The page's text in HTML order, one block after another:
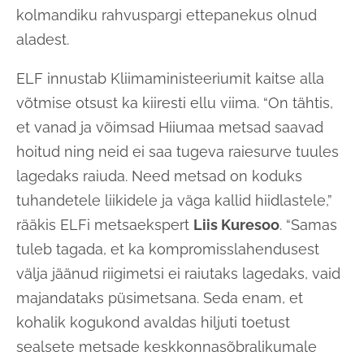
kolmandiku rahvuspargi ettepanekus olnud
aladest.
ELF innustab Kliimaministeeriumit kaitse alla
võtmise otsust ka kiiresti ellu viima. “On tähtis,
et vanad ja võimsad Hiiumaa metsad saavad
hoitud ning neid ei saa tugeva raiesurve tuules
lagedaks raiuda. Need metsad on koduks
tuhandetele liikidele ja väga kallid hiidlastele,”
rääkis ELFi metsaekspert Liis Kuresoo. “Samas
tuleb tagada, et ka kompromisslahendusest
välja jäänud riigimetsi ei raiutaks lagedaks, vaid
majandataks püsimetsana. Seda enam, et
kohalik kogukond avaldas hiljuti toetust
sealsete metsade keskkonnasõbralikumale